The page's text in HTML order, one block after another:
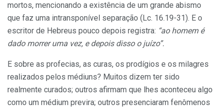
mortos, mencionando a existência de um grande abismo
que faz uma intransponível separação (Lc. 16.19-31). E o
escritor de Hebreus pouco depois registra: “ao homem é
dado morrer uma vez, e depois disso o juízo”.
E sobre as profecias, as curas, os prodígios e os milagres
realizados pelos médiuns? Muitos dizem ter sido
realmente curados; outros afirmam que lhes aconteceu algo
como um médium previra; outros presenciaram fenômenos